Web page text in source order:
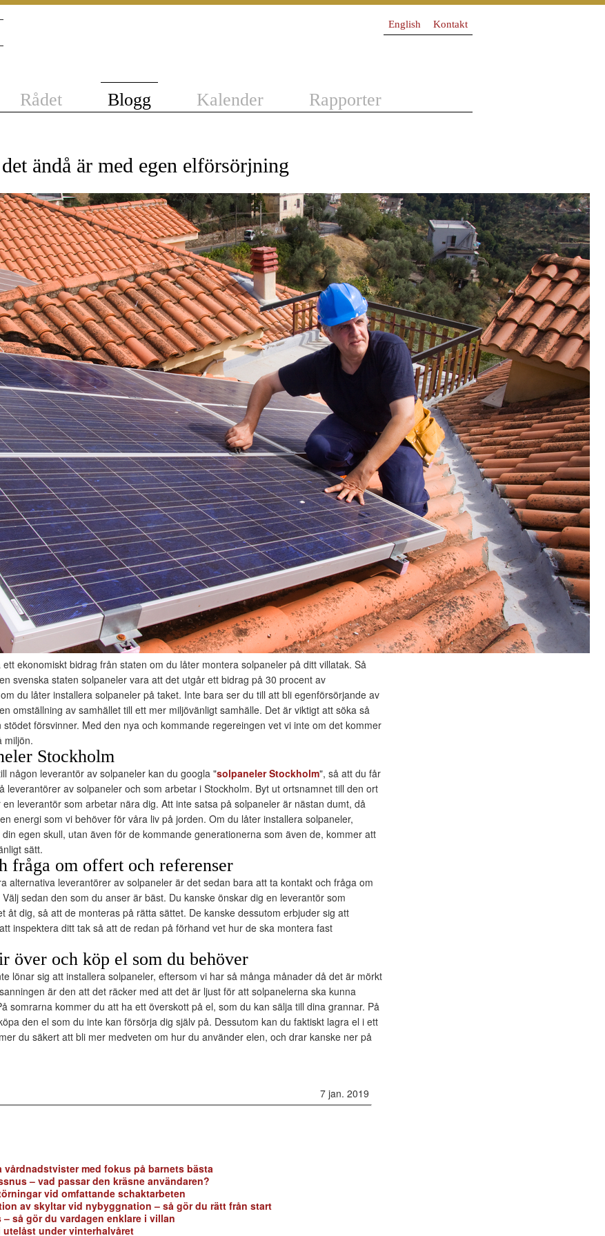
English Kontakt
Rådet Blogg Kalender Rapporter
ändå är med egen elförsörjning
ekonomiskt bidrag från staten om du låter montera solpaneler på ditt villatak. Så
svenska staten solpaneler vara att det utgår ett bidrag på 30 procent av
du låter installera solpaneler på taket. Inte bara ser du till att bli egenförsörjande av
omställning av samhället till ett mer miljövänligt samhälle. Det är viktigt att söka så
försvinner. Med den nya och kommande regereingen vet vi inte om det kommer
miljön.
Stockholm
någon leverantör av solpaneler kan du googla "solpaneler Stockholm", så att du får
leverantörer av solpaneler och som arbetar i Stockholm. Byt ut ortsnamnet till den ort
leverantör som arbetar nära dig. Att inte satsa på solpaneler är nästan dumt, då
energi som vi behöver för våra liv på jorden. Om du låter installera solpaneler,
egen skull, utan även för de kommande generationerna som även de, kommer att
sätt.
fråga om offert och referenser
alternativa leverantörer av solpaneler är det sedan bara att ta kontakt och fråga om
sedan den som du anser är bäst. Du kanske önskar dig en leverantör som
åt dig, så att de monteras på rätta sättet. De kanske dessutom erbjuder sig att
inspektera ditt tak så att de redan på förhand vet hur de ska montera fast
över och köp el som du behöver
lönar sig att installera solpaneler, eftersom vi har så många månader då det är mörkt
är den att det räcker med att det är ljust för att solpanelerna ska kunna
somrarna kommer du att ha ett överskott på el, som du kan sälja till dina grannar. På
den el som du inte kan försörja dig själv på. Dessutom kan du faktiskt lagra el i ett
du säkert att bli mer medveten om hur du använder elen, och drar kanske ner på
7 jan. 2019
vårdnadstvister med fokus på barnets bästa
– vad passar den kräsne användaren?
vid omfattande schaktarbeten
av skyltar vid nybyggnation – så gör du rätt från start
så gör du vardagen enklare i villan
under vinterhalvåret